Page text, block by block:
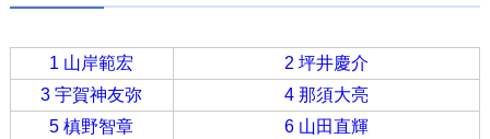
1 山岸範宏
2 坪井慶介
3 宇賀神友弥
4 那須大亮
5 槙野智章
6 山田直輝